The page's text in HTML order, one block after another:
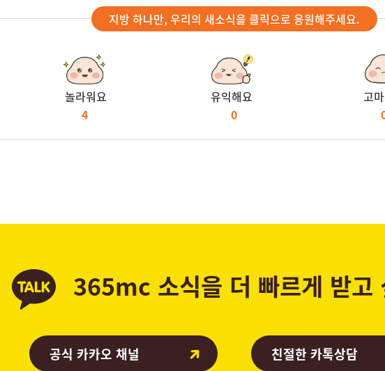
지방 하나만, 우리의 새소식을 클릭으로 응원해주세요.
놀라워요
4
유익해요
0
고
365mc 소식을 더 빠르게 받고
공식 카카오 채널 친절한 카톡상담